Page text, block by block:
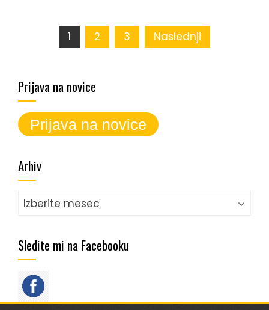
Navigacija
1 2 3 Naslednji
Prijava na novice
Arhiv
Arhiv
Sledite mi na Facebooku